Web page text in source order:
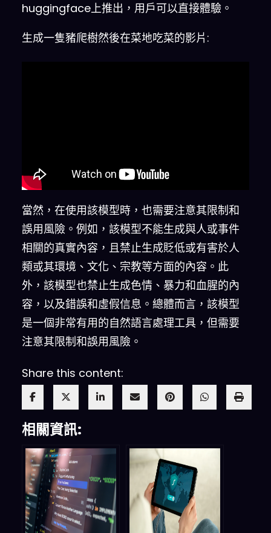
huggingface上推出，用戶可以直接體驗。
生成一隻豬爬樹然後在菜地吃菜的影片:
當然，在使用該模型時，也需要注意其限制和
誤用風險。例如，該模型不能生成與人或事件
相關的真實內容，且禁止生成貶低或有害於人
類或其環境、文化、宗教等方面的內容。此
外，該模型也禁止生成色情、暴力和血腥的內
容，以及錯誤和虛假信息。總體而言，該模型
是一個非常有用的自然語言處理工具，但需要
注意其限制和誤用風險。
Share this content:
相關資訊: